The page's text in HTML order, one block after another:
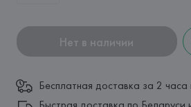
Нет в наличии
Бесплатная доставка за 2